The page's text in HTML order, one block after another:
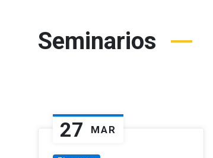
Seminarios
27 MAR